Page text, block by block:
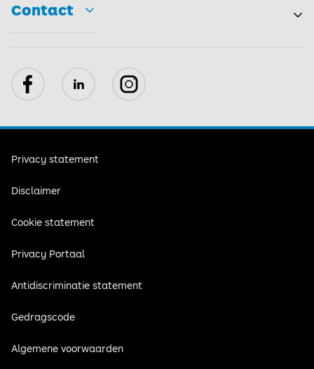
Contact
FacebookLinkedIn Instagram
Privacy statement
Disclaimer
Cookie statement
Privacy Portaal
Antidiscriminatie statement
Gedragscode
Algemene voorwaarden